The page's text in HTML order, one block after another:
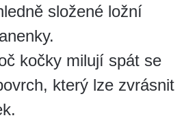
složené ložní
kočky milují spát se
který lze zvrásnit